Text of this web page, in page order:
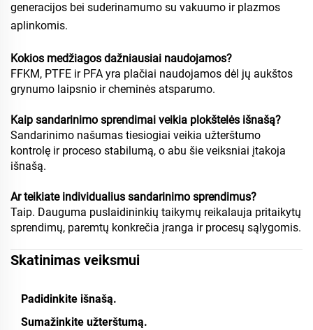
generacijos bei suderinamumo su vakuumo ir plazmos
aplinkomis.
Kokios medžiagos dažniausiai naudojamos?
FFKM, PTFE ir PFA yra plačiai naudojamos dėl jų aukštos
grynumo laipsnio ir cheminės atsparumo.
Kaip sandarinimo sprendimai veikia plokštelės išnašą?
Sandarinimo našumas tiesiogiai veikia užterštumo
kontrolę ir proceso stabilumą, o abu šie veiksniai įtakoja
išnašą.
Ar teikiate individualius sandarinimo sprendimus?
Taip. Dauguma puslaidininkių taikymų reikalauja pritaikytų
sprendimų, paremtų konkrečia įranga ir procesų sąlygomis.
Skatinimas veiksmui
Padidinkite išnašą.
Sumažinkite užterštumą.